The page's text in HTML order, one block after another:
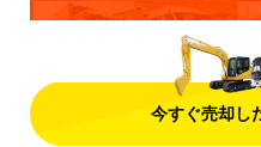
今すぐ売却し